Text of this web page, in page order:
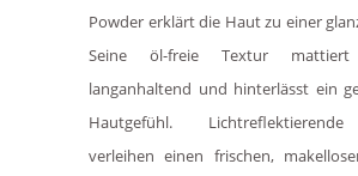
Powder erklärt die Haut zu einer
Seine öl-freie Textur mattiert
langanhaltend und hinterlässt ein
Hautgefühl.
verleihen einen frischen,